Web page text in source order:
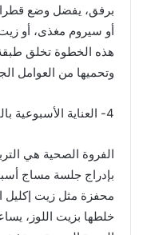
برفق، يفضل وضع
أو سيروم مغذى، أو
هذه الخطوة تخلق
وتحميها من العوامل
4- العناية الأسبوعية بالفروة
الفروة الصحية هي
بإدراج جلسة مساج
محفزة مثل زيت إكليل
خلطها بزيت اللوز،